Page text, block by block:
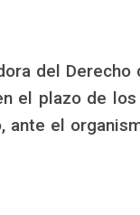
del Derecho
el plazo de
el